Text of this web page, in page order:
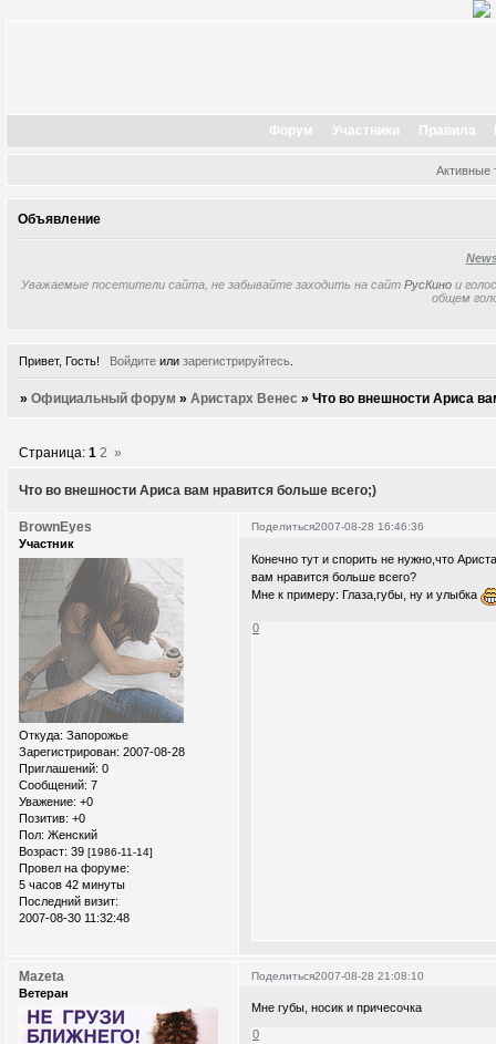
Форум Участники Правила
Активные
Объявление
Уважаемые посетители сайта, не забывайте заходить на сайт РусКино и
общем
Привет, Гость! Войдитеили зарегистрируйтесь.
»Официальный форум »Аристарх Венес »Что во внешности Ариса
Что во внешности Ариса вам нравится больше всего;)
Страница:1 2 »
Поделиться2007-08-28 16:46:36
BrownEyes
Участник
Откуда: Запорожье
Зарегистрирован: 2007-08-28
Приглашений: 0
Сообщений: 7
Уважение: +0
Позитив: +0
Пол: Женский
Возраст: 39 [1986-11-14]
Провел на форуме:
5 часов 42 минуты
Последний визит:
2007-08-30 11:32:48
Конечно тут и спорить не нужно,что
вам нравится больше всего?
Мне к примеру: Глаза,губы, ну и улыбка
0
Поделиться2007-08-28 21:08:10
Mazeta
Ветеран
Мне губы, носик и причесочка
0